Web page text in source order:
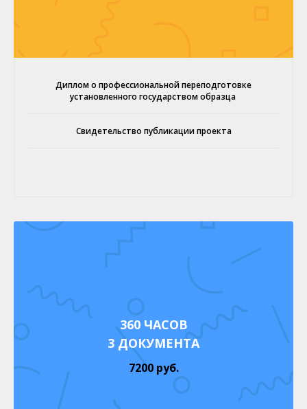
Диплом о профессиональной переподготовке
установленного государством образца
Свидетельство публикации проекта
360 ЧАСОВ
3 ДОКУМЕНТА
7200 руб.